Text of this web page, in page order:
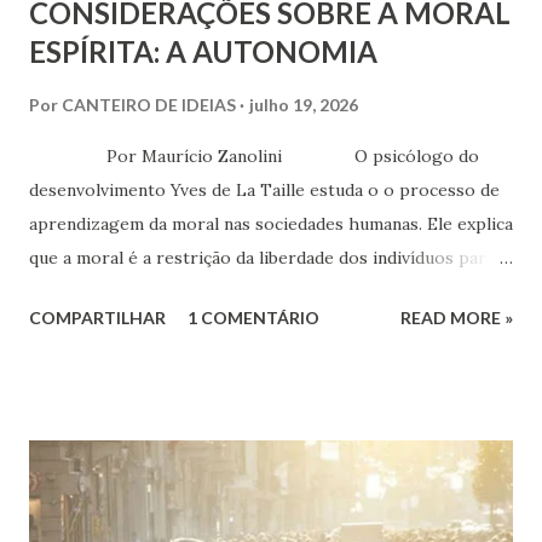
CONSIDERAÇÕES SOBRE A MORAL
ESPÍRITA: A AUTONOMIA
Por CANTEIRO DE IDEIAS julho 19, 2026
Por Maurício Zanolini O psicólogo do
desenvolvimento Yves de La Taille estuda o o processo de
aprendizagem da moral nas sociedades humanas. Ele explica
que a moral é a restrição da liberdade dos indivíduos para
desenvolve seus próprios códigos de conduta. A família
compõe o que é socialmente aceito para um determinado
agrupamento de pessoas, serão as influências responsáveis
pela formação moral da criança. Podemos incluir a escola e
COMPARTILHAR 1 COMENTÁRIO READ MORE »